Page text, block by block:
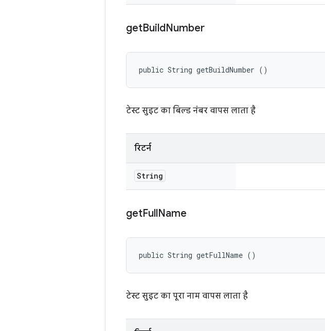
getBuildNumber
public String getBuildNumber ()
टेस्ट सुइट का बिल्ड नंबर वापस लाता है
रिटर्न
String
getFullName
public String getFullName ()
टेस्ट सुइट का पूरा नाम वापस लाता है